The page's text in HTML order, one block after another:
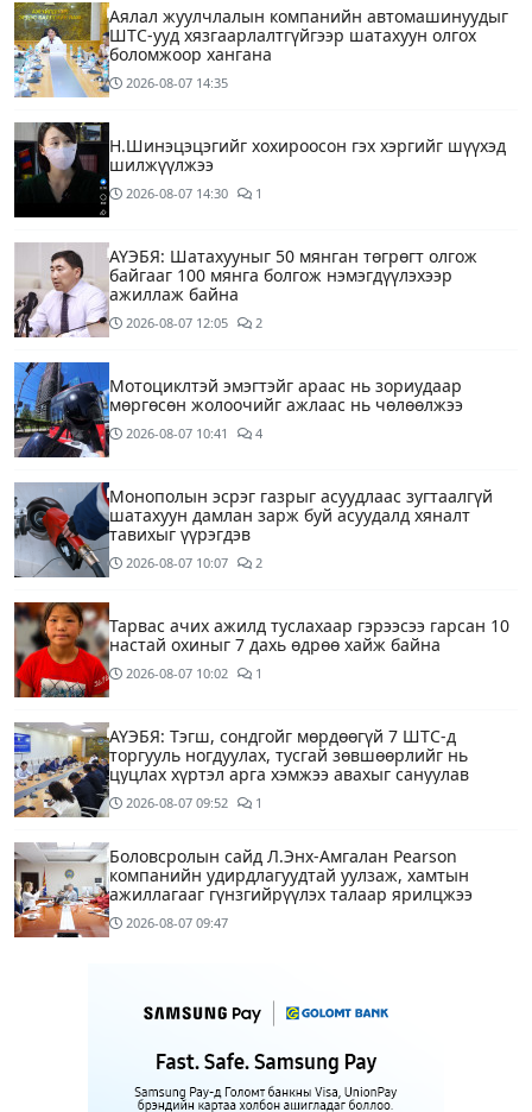
Аялал жуулчлалын компанийн автомашинуудыг
ШТС-ууд хязгаарлалтгүйгээр шатахуун олгох
боломжоор хангана
2026-08-07 14:35
Н.Шинэцэцэгийг хохироосон гэх хэргийг шүүхэд
шилжүүлжээ
2026-08-07 14:30 1
АҮЭБЯ: Шатахууныг 50 мянган төгрөгт олгож
байгааг 100 мянга болгож нэмэгдүүлэхээр
ажиллаж байна
2026-08-07 12:05 2
Мотоциклтэй эмэгтэйг араас нь зориудаар
мөргөсөн жолоочийг ажлаас нь чөлөөлжээ
2026-08-07 10:41 4
Монополын эсрэг газрыг асуудлаас зугтаалгүй
шатахуун дамлан зарж буй асуудалд хяналт
тавихыг үүрэгдэв
2026-08-07 10:07 2
Тарвас ачих ажилд туслахаар гэрээсээ гарсан 10
настай охиныг 7 дахь өдрөө хайж байна
2026-08-07 10:02 1
АҮЭБЯ: Тэгш, сондгойг мөрдөөгүй 7 ШТС-д
торгууль ногдуулах, тусгай зөвшөөрлийг нь
цуцлах хүртэл арга хэмжээ авахыг сануулав
2026-08-07 09:52 1
Боловсролын сайд Л.Энх-Амгалан Pearson
компанийн удирдлагуудтай уулзаж, хамтын
ажиллагааг гүнзгийрүүлэх талаар ярилцжээ
2026-08-07 09:47
Улаанбаатарт 29 хэм дулаан байна
2 цагийн өмнө
С.Амарсайхан: Дуусаагүй барилгад урьдчилсан